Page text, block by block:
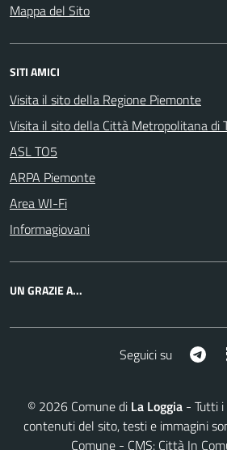
Mappa del Sito
SITI AMICI
Visita il sito della Regione Piemonte
Visita il sito della Città Metropolitana di
ASL TO5
ARPA Piemonte
Area WI-Fi
Informagiovani
UN GRAZIE A...
Seguici su
© 2026Comune di La Loggia- Tutti i
contenuti del sito, testi e immagini
Comune - CMS: Città In